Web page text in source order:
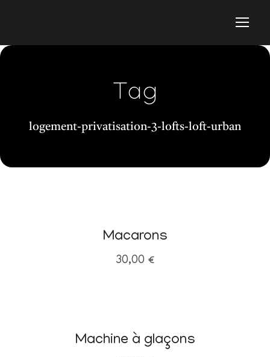
Tag
logement-privatisation-3-lofts-loft-urban
Macarons
30,00 €
Machine à glaçons